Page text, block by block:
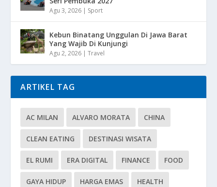
Agu 3, 2026 | Sport
Kebun Binatang Unggulan Di Jawa Barat
Yang Wajib Di Kunjungi
Agu 2, 2026 |Travel
ARTIKEL TAG
AC MILAN ALVARO MORATA CHINA
CLEAN EATING DESTINASI WISATA
EL RUMI ERA DIGITAL FINANCE FOOD
GAYA HIDUP HARGA EMAS HEALTH